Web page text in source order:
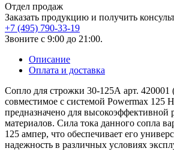
Отдел продаж
Заказать продукцию и получить
+7 (495) 790-33-19
Звоните с 9:00 до 21:00.
Описание
Оплата и доставка
Сопло для строжки 30-125А арт. 420001
совместимое с системой Powermax 125
предназначено для высокоэффективной
материалов. Сила тока данного сопла
125 ампер, что обеспечивает его
надежность в различных условиях